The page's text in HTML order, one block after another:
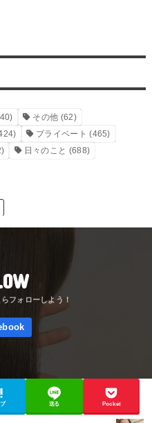
その他 (62)
プライベート (465)
日々のこと (688)
送る Pocket